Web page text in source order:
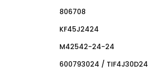
806708
KF45J2424
M42542-24-24
600793024 / TIF4J30D24